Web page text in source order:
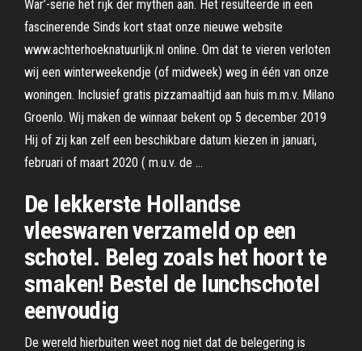
War’-serie het rijk der mythen aan. Het resulteerde in een
fascinerende Sinds kort staat onze nieuwe website
www.achterhoeknatuurlijk.nl online. Om dat te vieren verloten
wij een winterweekendje (of midweek) weg in één van onze
woningen. Inclusief gratis pizzamaaltijd aan huis m.m.v. Milano
Groenlo. Wij maken de winnaar bekent op 5 december 2019
Hij of zij kan zelf een beschikbare datum kiezen in januari,
februari of maart 2020 ( m.u.v. de …
De lekkerste Hollandse
vleeswaren verzameld op een
schotel. Beleg zoals het hoort te
smaken! Bestel de lunchschotel
eenvoudig
De wereld hierbuiten weet nog niet dat de belegering is